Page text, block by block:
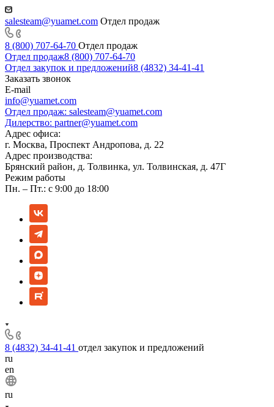
salesteam@yuamet.com Отдел продаж
8 (800) 707-64-70 Отдел продаж
Отдел продаж8 (800) 707-64-70
Отдел закупок и предложений8 (4832) 34-41-41
Заказать звонок
E-mail
info@yuamet.com
Отдел продаж: salesteam@yuamet.com
Дилерство: partner@yuamet.com
Адрес офиса:
г. Москва, Проспект Андропова, д. 22
Адрес производства:
Брянский район, д. Толвинка, ул. Толвинская, д. 47Г
Режим работы
Пн. – Пт.: с 9:00 до 18:00
8 (4832) 34-41-41 отдел закупок и предложений
ru
en
ru